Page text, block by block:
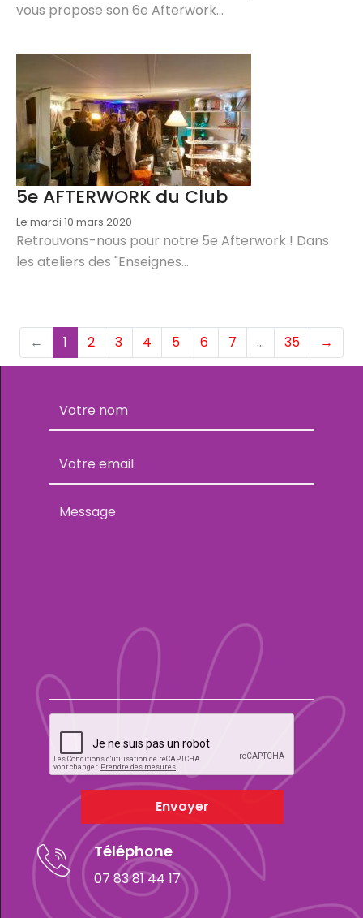
vous propose son 6e Afterwork...
5e AFTERWORK du Club
Le mardi 10 mars 2020
Retrouvons-nous pour notre 5e Afterwork ! Dans
les ateliers des "Enseignes...
← 1 (current)
2 3 4 5 6 7 … 35 →
Envoyer
Téléphone
07 83 81 44 17